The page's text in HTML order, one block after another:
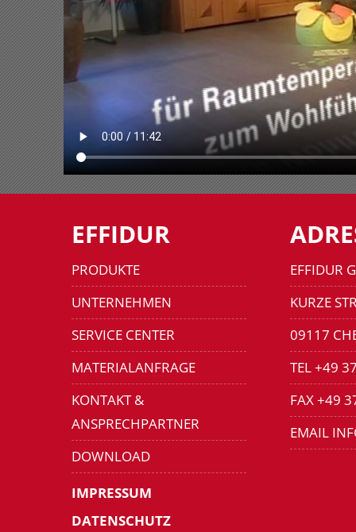
EFFIDUR
PRODUKTE
UNTERNEHMEN
SERVICE CENTER
MATERIALANFRAGE
KONTAKT &
ANSPRECHPARTNER
DOWNLOAD
IMPRESSUM
DATENSCHUTZ
EFFIDUR
KURZE
09117
TEL +49
FAX +49
EMAIL